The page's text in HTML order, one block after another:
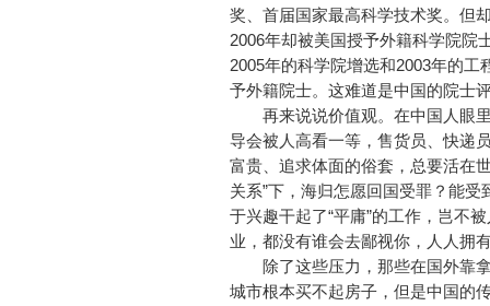
奖、首届国家最高科学技术奖。但
2006年却被美国授予外籍科学院院
2005年的科学院增选和2003年的
予外籍院士。这难道是中国的院士
再来说说价值观。在中国人眼里
导会被人高看一等，售货员、快递
富贵、追求体面的俗套，总要活在
关系”下，海归怎愿回国受罪？能
于兴趣干起了“平庸”的工作，岂不
业，都没有谁会去鄙视你，人人拥
除了这些压力，那些在国外靠拿
城市根本买不起房子，但是中国的